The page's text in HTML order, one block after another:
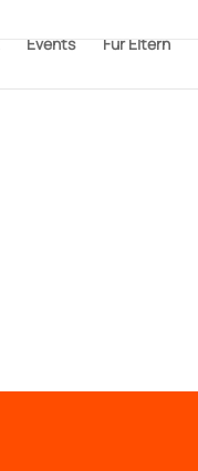
Events Für Eltern